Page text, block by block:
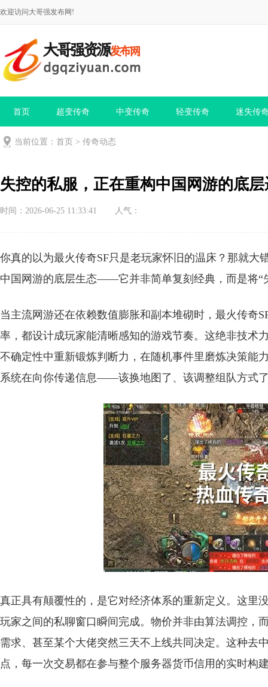
欢迎访问大哥强发布网!
首页 超变传奇 中变传奇 轻变传奇 迷失传
当前位置： 首页 > 传奇动态
失控的私服，正在重构中国网游的底
时间：2026-06-25 11:33:41 人气：
你真的以为最火传奇SF只是老玩家怀旧的温床？那就
中国网游的底层生态——它并非简单复刻经典，而是将“
当主流网游还在依赖数值膨胀和副本堆砌时，最火传奇
率，都设计成玩家能清晰感知的游戏节奏。这绝非技术
不确定性中重新锻炼判断力，在随机事件里磨炼决策能
系统在向你传递信息——该换地图了、该调整组队方式
真正具有颠覆性的，是它对经济体系的重新定义。这里
玩家之间的私聊窗口瞬间完成。物价并非由算法调控，
需求、甚至某个大佬突然三天不上线共同决定。这种去
点，每一次交易都在参与整个服务器货币信用的实时构